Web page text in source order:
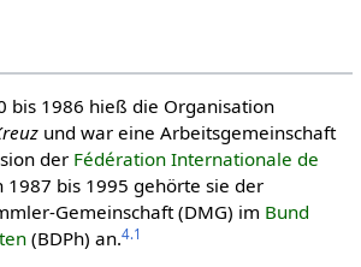
bis 1986 hieß die Organisation
und war eine Arbeitsgemeinschaft
der Fédération Internationale de
1987 bis 1995 gehörte sie der
Gemeinschaft (DMG) im Bund
(BDPh) an.4.1